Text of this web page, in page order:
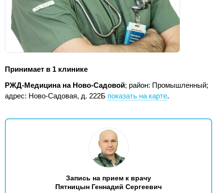
Принимает в 1 клинике
РЖД-Медицина на Ново-Садовой; район: Промышленный;
адрес: Ново-Садовая, д. 222Б показать на карте.
Запись на прием к врачу
Пятницын Геннадий Сергеевич